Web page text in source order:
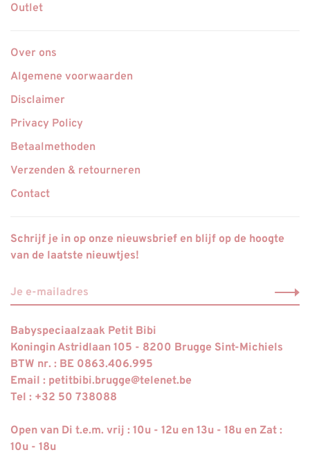
Outlet
Over ons
Algemene voorwaarden
Disclaimer
Privacy Policy
Betaalmethoden
Verzenden & retourneren
Contact
Schrijf je in op onze nieuwsbrief en blijf op de hoogte
van de laatste nieuwtjes!
Babyspeciaalzaak Petit Bibi
Koningin Astridlaan 105 - 8200 Brugge Sint-Michiels
BTW nr. : BE 0863.406.995
Email : petitbibi.brugge@telenet.be
Tel : +32 50 738088
Open van Di t.e.m. vrij : 10u - 12u en 13u - 18u en Zat :
10u - 18u